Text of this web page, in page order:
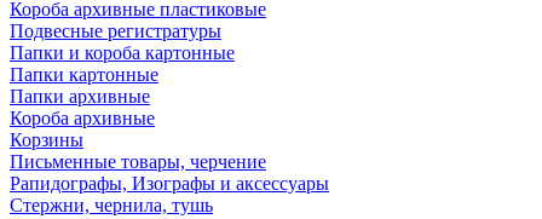
Короба архивные пластиковые
Подвесные регистратуры
Папки и короба картонные
Папки картонные
Папки архивные
Короба архивные
Корзины
Письменные товары, черчение
Рапидографы, Изографы и аксессуары
Стержни, чернила, тушь